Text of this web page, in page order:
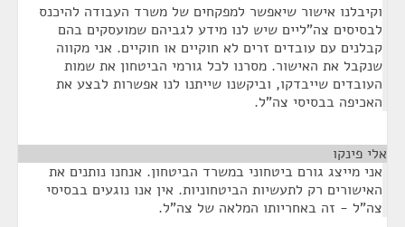
וקיבלנו אישור שיאפשר למפקחים של משרד העבודה להיכנס
לבסיסים צה"ליים שיש לנו מידע לגביהם שמועסקים בהם
קבלנים עם עובדים זרים לא חוקיים או חוקיים. אני מקווה
שנקבל את האישור. מסרנו לכל גורמי הביטחון את שמות
העובדים שייבדקו, וביקשנו שייתנו לנו אפשרות לבצע את
האכיפה בבסיסי צה"ל.
אלי פינקו
אני מייצג גורם ביטחוני במשרד הביטחון. אנחנו נותנים את
האישורים רק לתעשיות הביטחוניות. אין אנו נוגעים בבסיסי
צה"ל - זה באחריותו המלאה של צה"ל.